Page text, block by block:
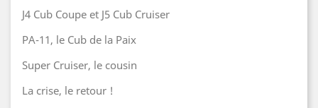
J4 Cub Coupe et J5 Cub Cruiser
PA-11, le Cub de la Paix
Super Cruiser, le cousin
La crise, le retour !